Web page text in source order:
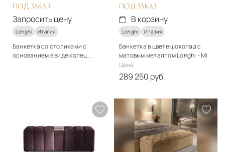
ПОД ЗАКАЗ
Запросить цену
Longhi Италия
Банкетка со столиками с
основанием в виде колец
ПОД ЗАКАЗ
В корзину
Longhi Италия
Банкетка в цвете шоколад с
матовым металлом Longhi - Mi
Цена
289 250 руб.
арт-деко
Подробнее
В корзину